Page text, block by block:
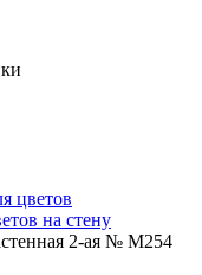
цветов
на стену
2-ая № М254